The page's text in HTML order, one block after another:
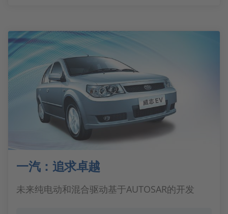
一汽：追求卓越
未来纯电动和混合驱动基于AUTOSAR的开发